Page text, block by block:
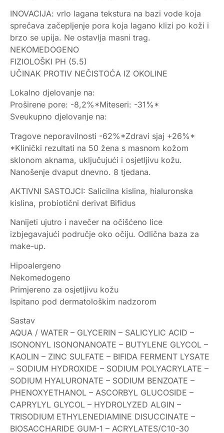
INOVACIJA: vrlo lagana tekstura na bazi vode koja
sprečava začepljenje pora koja lagano klizi po koži i
brzo se upija. Ne ostavlja masni trag.
NEKOMEDOGENO
FIZIOLOŠKI PH (5.5)
UČINAK PROTIV NEČISTOĆA IZ OKOLINE
Lokalno djelovanje na:
Proširene pore: -8,2%*Miteseri: -31%*
Sveukupno djelovanje na:
Tragove neporavilnosti -62%*Zdravi sjaj +26%*
*Klinički rezultati na 50 žena s masnom kožom
sklonom aknama, uključujući i osjetljivu kožu.
Nanošenje dvaput dnevno. 8 tjedana.
AKTIVNI SASTOJCI: Salicilna kislina, hialuronska
kislina, probiotični derivat Bifidus
Nanijeti ujutro i navečer na očišćeno lice
izbjegavajući područje oko očiju. Odlična baza za
make-up.
Hipoalergeno
Nekomedogeno
Primjereno za osjetljivu kožu
Ispitano pod dermatološkim nadzorom
Sastav
AQUA / WATER – GLYCERIN – SALICYLIC ACID –
ISONONYL ISONONANOATE – BUTYLENE GLYCOL –
KAOLIN – ZINC SULFATE – BIFIDA FERMENT LYSATE
– SODIUM HYDROXIDE – SODIUM POLYACRYLATE –
SODIUM HYALURONATE – SODIUM BENZOATE –
PHENOXYETHANOL – ASCORBYL GLUCOSIDE –
CAPRYLYL GLYCOL – HYDROLYZED ALGIN –
TRISODIUM ETHYLENEDIAMINE DISUCCINATE –
BIOSACCHARIDE GUM-1 – ACRYLATES/C10-30